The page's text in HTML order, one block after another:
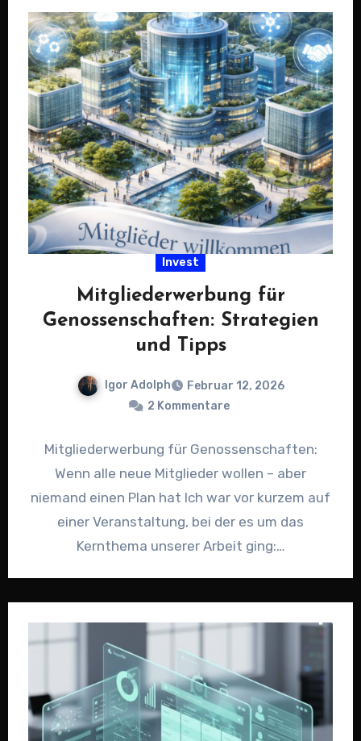
Invest
Mitgliederwerbung für
Genossenschaften: Strategien
und Tipps
Igor Adolph
Februar 12, 2026
2 Kommentare
Mitgliederwerbung für Genossenschaften:
Wenn alle neue Mitglieder wollen – aber
niemand einen Plan hat Ich war vor kurzem auf
einer Veranstaltung, bei der es um das
Kernthema unserer Arbeit ging:…